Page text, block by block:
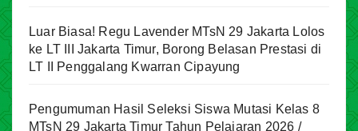
Luar Biasa! Regu Lavender MTsN 29 Jakarta Lolos
ke LT III Jakarta Timur, Borong Belasan Prestasi di
LT II Penggalang Kwarran Cipayung
Pengumuman Hasil Seleksi Siswa Mutasi Kelas 8
MTsN 29 Jakarta Timur Tahun Pelajaran 2026 /